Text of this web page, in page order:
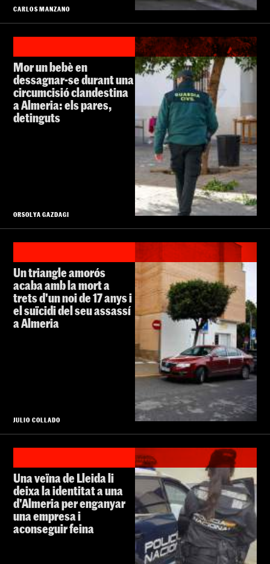
CARLOS MANZANO
Mor un bebè en
dessagnar-se durant una
circumcisió clandestina
a Almeria: els pares,
detinguts
ORSOLYA GAZDAGI
Un triangle amorós
acaba amb la mort a
trets d'un noi de 17 anys i
el suïcidi del seu assassí
a Almeria
JULIO COLLADO
Una veïna de Lleida li
deixa la identitat a una
d'Almeria per enganyar
una empresa i
aconseguir feina